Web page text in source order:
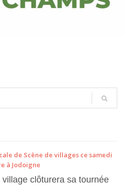
de Scène de villages ce samedi
à Jodoigne
village clôturera sa tournée